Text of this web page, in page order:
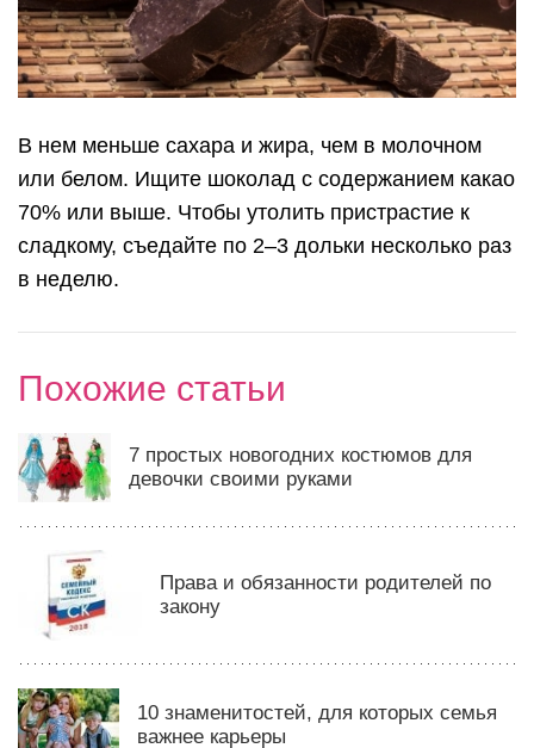
В нем меньше сахара и жира, чем в молочном
или белом. Ищите шоколад с содержанием какао
70% или выше. Чтобы утолить пристрастие к
сладкому, съедайте по 2–3 дольки несколько раз
в неделю.
Похожие статьи
7 простых новогодних костюмов для
девочки своими руками
Права и обязанности родителей по
закону
10 знаменитостей, для которых семья
важнее карьеры